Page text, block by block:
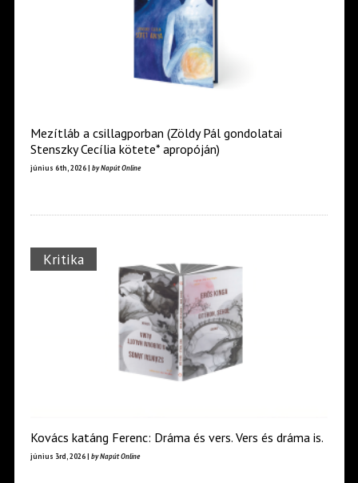
Mezítláb a csillagporban (Zöldy Pál gondolatai
Stenszky Cecília kötete* apropóján)
június 6th, 2026 | by Napút Online
Kritika
Kovács katáng Ferenc: Dráma és vers. Vers és dráma is.
június 3rd, 2026 | by Napút Online